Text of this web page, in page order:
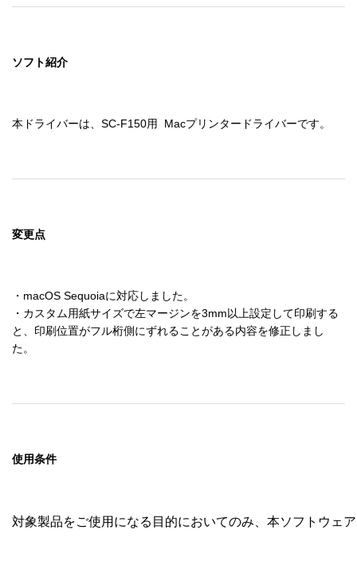
ソフト紹介
本ドライバーは、SC-F150用  Macプリンタードライバーです。
変更点
・macOS Sequoiaに対応しました。
・カスタム用紙サイズで左マージンを3mm以上設定して印刷する
と、印刷位置がフル桁側にずれることがある内容を修正しまし
使用条件
対象製品をご使用になる目的においてのみ、本ソフトウェ